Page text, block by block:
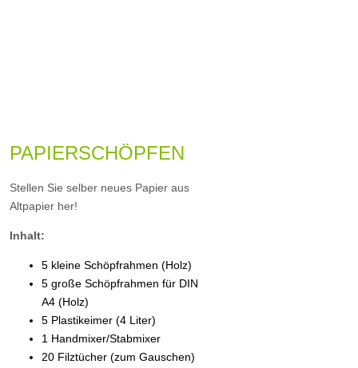
PAPIERSCHÖPFEN
Stellen Sie selber neues Papier aus
Altpapier her!
Inhalt:
5 kleine Schöpfrahmen (Holz)
5 große Schöpfrahmen für DIN
A4 (Holz)
5 Plastikeimer (4 Liter)
1 Handmixer/Stabmixer
20 Filztücher (zum Gauschen)